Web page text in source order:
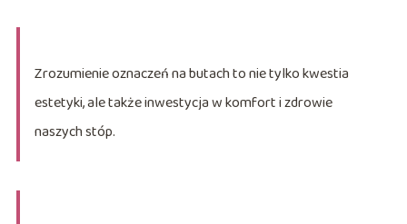
Zrozumienie oznaczeń na butach to nie tylko kwestia
estetyki, ale także inwestycja w komfort i zdrowie
naszych stóp.